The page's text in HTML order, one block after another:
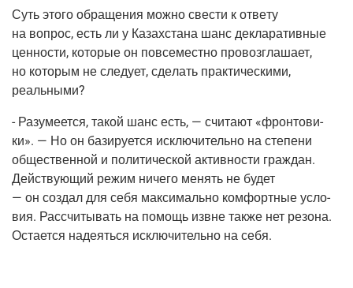
Суть это­го обра­ще­ния мож­но све­сти к отве­ту
на вопрос, есть ли у Казах­ста­на шанс декла­ра­тив­ные
цен­но­сти, кото­рые он повсе­мест­но про­воз­гла­ша­ет,
но кото­рым не сле­ду­ет, сде­лать прак­ти­че­ски­ми,
реальными?
- Разу­ме­ет­ся, такой шанс есть, — счи­та­ют «фрон­то­ви­
ки». — Но он бази­ру­ет­ся исклю­чи­тель­но на сте­пе­ни
обще­ствен­ной и поли­ти­че­ской актив­но­сти граж­дан.
Дей­ству­ю­щий режим ниче­го менять не будет
— он создал для себя мак­си­маль­но ком­форт­ные усло­
вия. Рас­счи­ты­вать на помощь извне так­же нет резо­на.
Оста­ет­ся наде­ять­ся исклю­чи­тель­но на себя.